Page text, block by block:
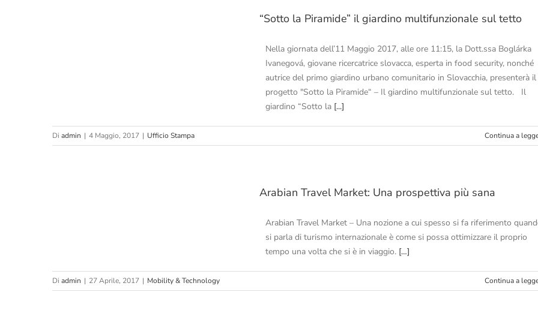
“Sotto la Piramide” il giardino multifunzionale sul tetto
Nella giornata dell’11 Maggio 2017, alle ore 11:15, la Dott.ssa Boglárka
Ivanegová, giovane ricercatrice slovacca, esperta in food security, nonché
autrice del primo giardino urbano comunitario in Slovacchia, presenterà il
progetto "Sotto la Piramide“ – Il giardino multifunzionale sul tetto. Il
giardino “Sotto la [...]
Di admin | 4 Maggio, 2017 | Ufficio Stampa Continua a
Arabian Travel Market: Una prospettiva più sana
Arabian Travel Market – Una nozione a cui spesso si fa riferimento
si parla di turismo internazionale è come si possa ottimizzare il proprio
tempo una volta che si è in viaggio. […]
Di admin | 27 Aprile, 2017 | Mobility & Technology Continua a